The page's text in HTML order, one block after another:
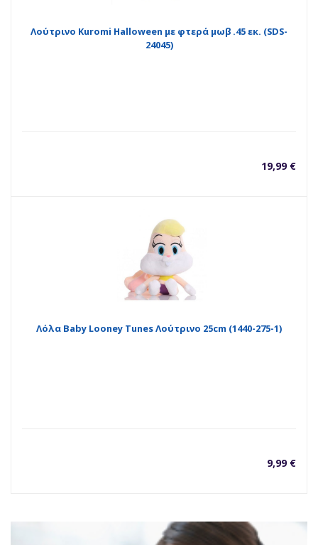
Λούτρινο Kuromi Halloween με φτερά μωβ .45 εκ. (SDS-
24045)
19,99 €
Λόλα Baby Looney Tunes Λούτρινο 25cm (1440-275-1)
9,99 €